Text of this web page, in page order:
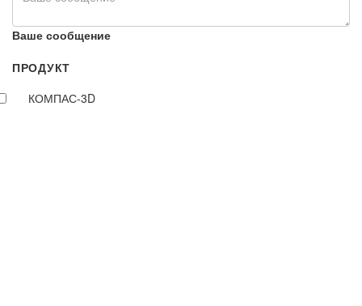
Ваше сообщение
ПРОДУКТ
КОМПАС-3D